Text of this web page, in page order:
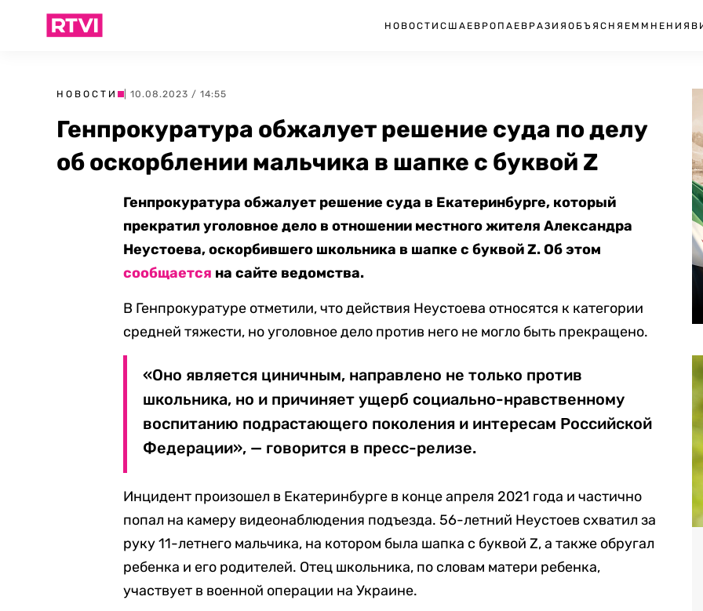
НОВОСТИ США ЕВРОПА ЕВРАЗИЯ ОБЪЯСНЯЕМ МНЕНИЯ
НОВОСТИ | 10.08.2023 / 14:55
Генпрокуратура обжалует решение суда по делу
об оскорблении мальчика в шапке с буквой Z
Генпрокуратура обжалует решение суда в Екатеринбурге, который
прекратил уголовное дело в отношении местного жителя Александра
Неустоева, оскорбившего школьника в шапке с буквой Z. Об этом
сообщается на сайте ведомства.
В Генпрокуратуре отметили, что действия Неустоева относятся к категории
средней тяжести, но уголовное дело против него не могло быть прекращено.
«Оно является циничным, направлено не только против
школьника, но и причиняет ущерб социально-нравственному
воспитанию подрастающего поколения и интересам Российской
Федерации», — говорится в пресс-релизе.
Инцидент произошел в Екатеринбурге в конце апреля 2021 года и частично
попал на камеру видеонаблюдения подъезда. 56-летний Неустоев схватил за
руку 11-летнего мальчика, на котором была шапка с буквой Z, а также обругал
ребенка и его родителей. Отец школьника, по словам матери ребенка,
участвует в военной операции на Украине.